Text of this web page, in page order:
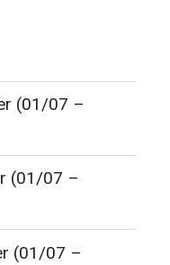
(01/07 –
(01/07 –
(01/07 –